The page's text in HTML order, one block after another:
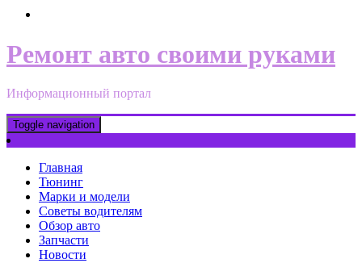
Ремонт авто своими руками
Информационный портал
Toggle navigation
Главная
Тюнинг
Марки и модели
Советы водителям
Обзор авто
Запчасти
Новости